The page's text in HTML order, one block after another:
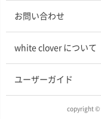
お問い合わせ
white clover について
ユーザーガイド
copyright ©